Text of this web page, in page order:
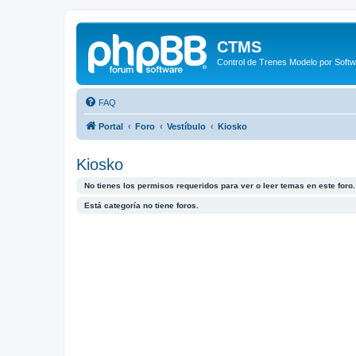
CTMS
Control de Trenes Modelo por
FAQ
Portal Foro Vestíbulo Kiosko
Kiosko
No tienes los permisos requeridos para ver o leer temas en este foro.
Está categoría no tiene foros.